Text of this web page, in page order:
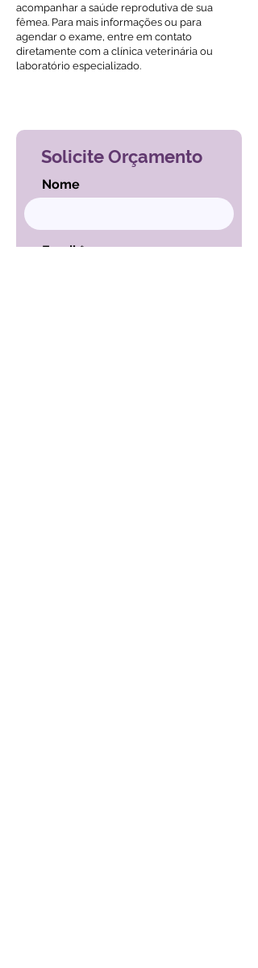
acompanhar a saúde reprodutiva de sua
fêmea. Para mais informações ou para
agendar o exame, entre em contato
diretamente com a clínica veterinária ou
laboratório especializado.
Solicite Orçamento
Nome
Email